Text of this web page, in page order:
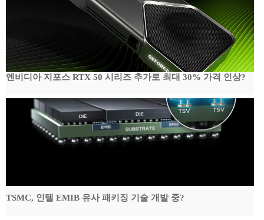
엔비디아 지포스 RTX 50 시리즈 추가로 최대 30% 가격 인상?
TSMC, 인텔 EMIB 유사 패키징 기술 개발 중?